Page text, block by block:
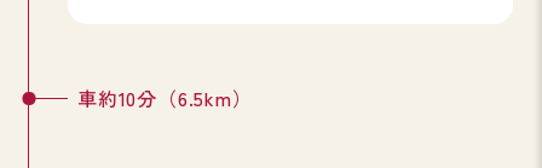
車約10分（6.5km）